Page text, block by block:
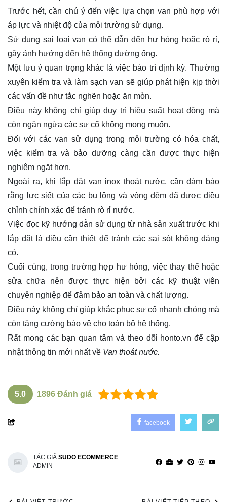
Trước hết, cần chú ý đến việc lựa chọn van phù hợp với
áp lực và nhiệt độ của môi trường sử dụng.
Sử dụng sai loại van có thể dẫn đến hư hỏng hoặc rò rỉ,
gây ảnh hưởng đến hệ thống đường ống.
Một lưu ý quan trọng khác là việc bảo trì định kỳ. Thường
xuyên kiểm tra và làm sạch van sẽ giúp phát hiện kịp thời
các vấn đề như tắc nghẽn hoặc ăn mòn.
Điều này không chỉ giúp duy trì hiệu suất hoạt động mà
còn ngăn ngừa các sự cố không mong muốn.
Đối với các van sử dụng trong môi trường có hóa chất,
việc kiểm tra và bảo dưỡng càng cần được thực hiện
nghiêm ngặt hơn.
Ngoài ra, khi lắp đặt van inox thoát nước, cần đảm bảo
rằng lực siết của các bu lông và vòng đệm đã được điều
chỉnh chính xác để tránh rò rỉ nước.
Việc đọc kỹ hướng dẫn sử dụng từ nhà sản xuất trước khi
lắp đặt là điều cần thiết để tránh các sai sót không đáng
có.
Cuối cùng, trong trường hợp hư hỏng, việc thay thế hoặc
sửa chữa nên được thực hiện bởi các kỹ thuật viên
chuyên nghiệp để đảm bảo an toàn và chất lượng.
Điều này không chỉ giúp khắc phục sự cố nhanh chóng mà
còn tăng cường bảo vệ cho toàn bộ hệ thống.
Rất mong các bạn quan tâm và theo dõi honto.vn để cập
nhật thông tin mới nhất về Van thoát nước.
5.0 1896 Đánh giá
facebook
TÁC GIẢ SUDO ECOMMERCE
ADMIN